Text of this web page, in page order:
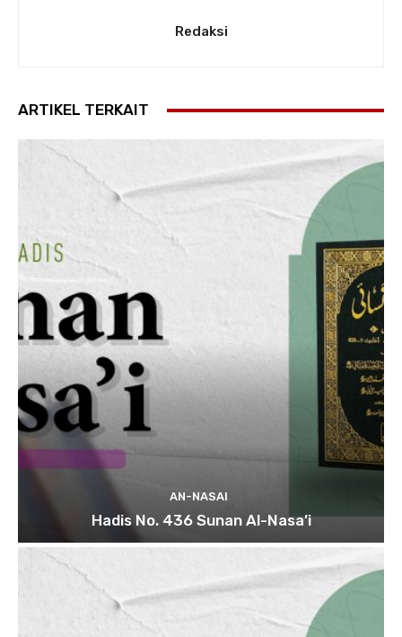
Redaksi
ARTIKEL TERKAIT
AN-NASAI
Hadis No. 436 Sunan Al-Nasa’i